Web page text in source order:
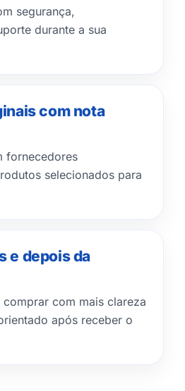
segurança,
durante a sua
com nota
fornecedores
selecionados para
e depois da
com mais clareza
após receber o